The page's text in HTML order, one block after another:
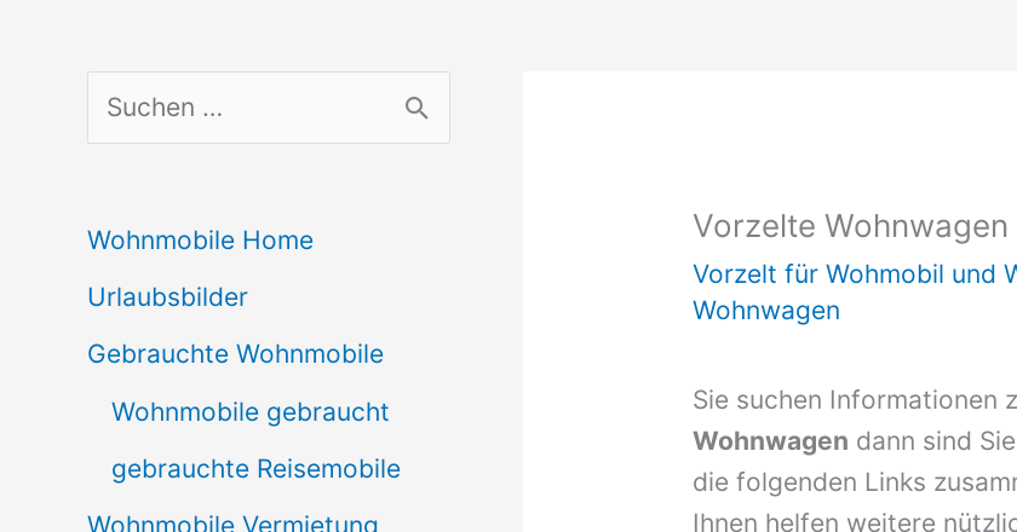
u
h
e
n
Wohnmobile Home
Urlaubsbilder
Gebrauchte Wohnmobile
Wohnmobile gebraucht
gebrauchte Reisemobile
Wohnmobile Vermietung
Vorzelte Wohnwagen
Vorzelt für Wohmobil und
Wohnwagen
Sie suchen Informationen
Wohnwagen dann sind
die folgenden Links
Ihnen helfen weitere